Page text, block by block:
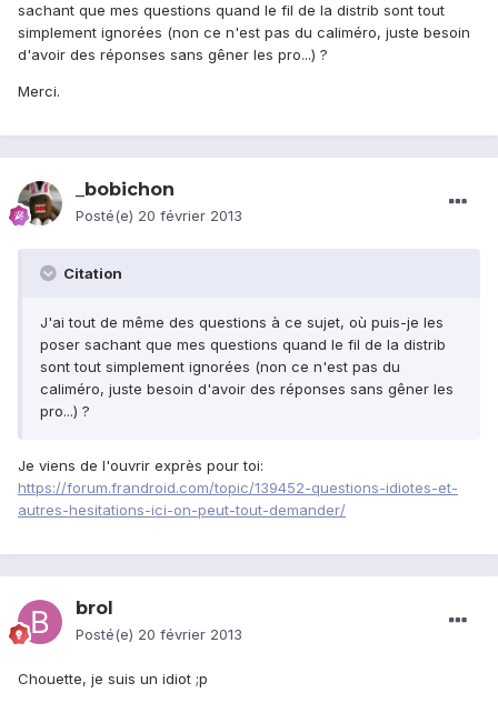
sachant que mes questions quand le fil de la distrib sont tout
simplement ignorées (non ce n'est pas du caliméro, juste besoin
d'avoir des réponses sans gêner les pro...) ?
Merci.
_bobichon
Posté(e) 20 février 2013
Citation
J'ai tout de même des questions à ce sujet, où puis-je les
poser sachant que mes questions quand le fil de la distrib
sont tout simplement ignorées (non ce n'est pas du
caliméro, juste besoin d'avoir des réponses sans gêner les
pro...) ?
Je viens de l'ouvrir exprès pour toi:
https://forum.frandroid.com/topic/139452-questions-idiotes-et-
autres-hesitations-ici-on-peut-tout-demander/
brol
Posté(e) 20 février 2013
Chouette, je suis un idiot ;p